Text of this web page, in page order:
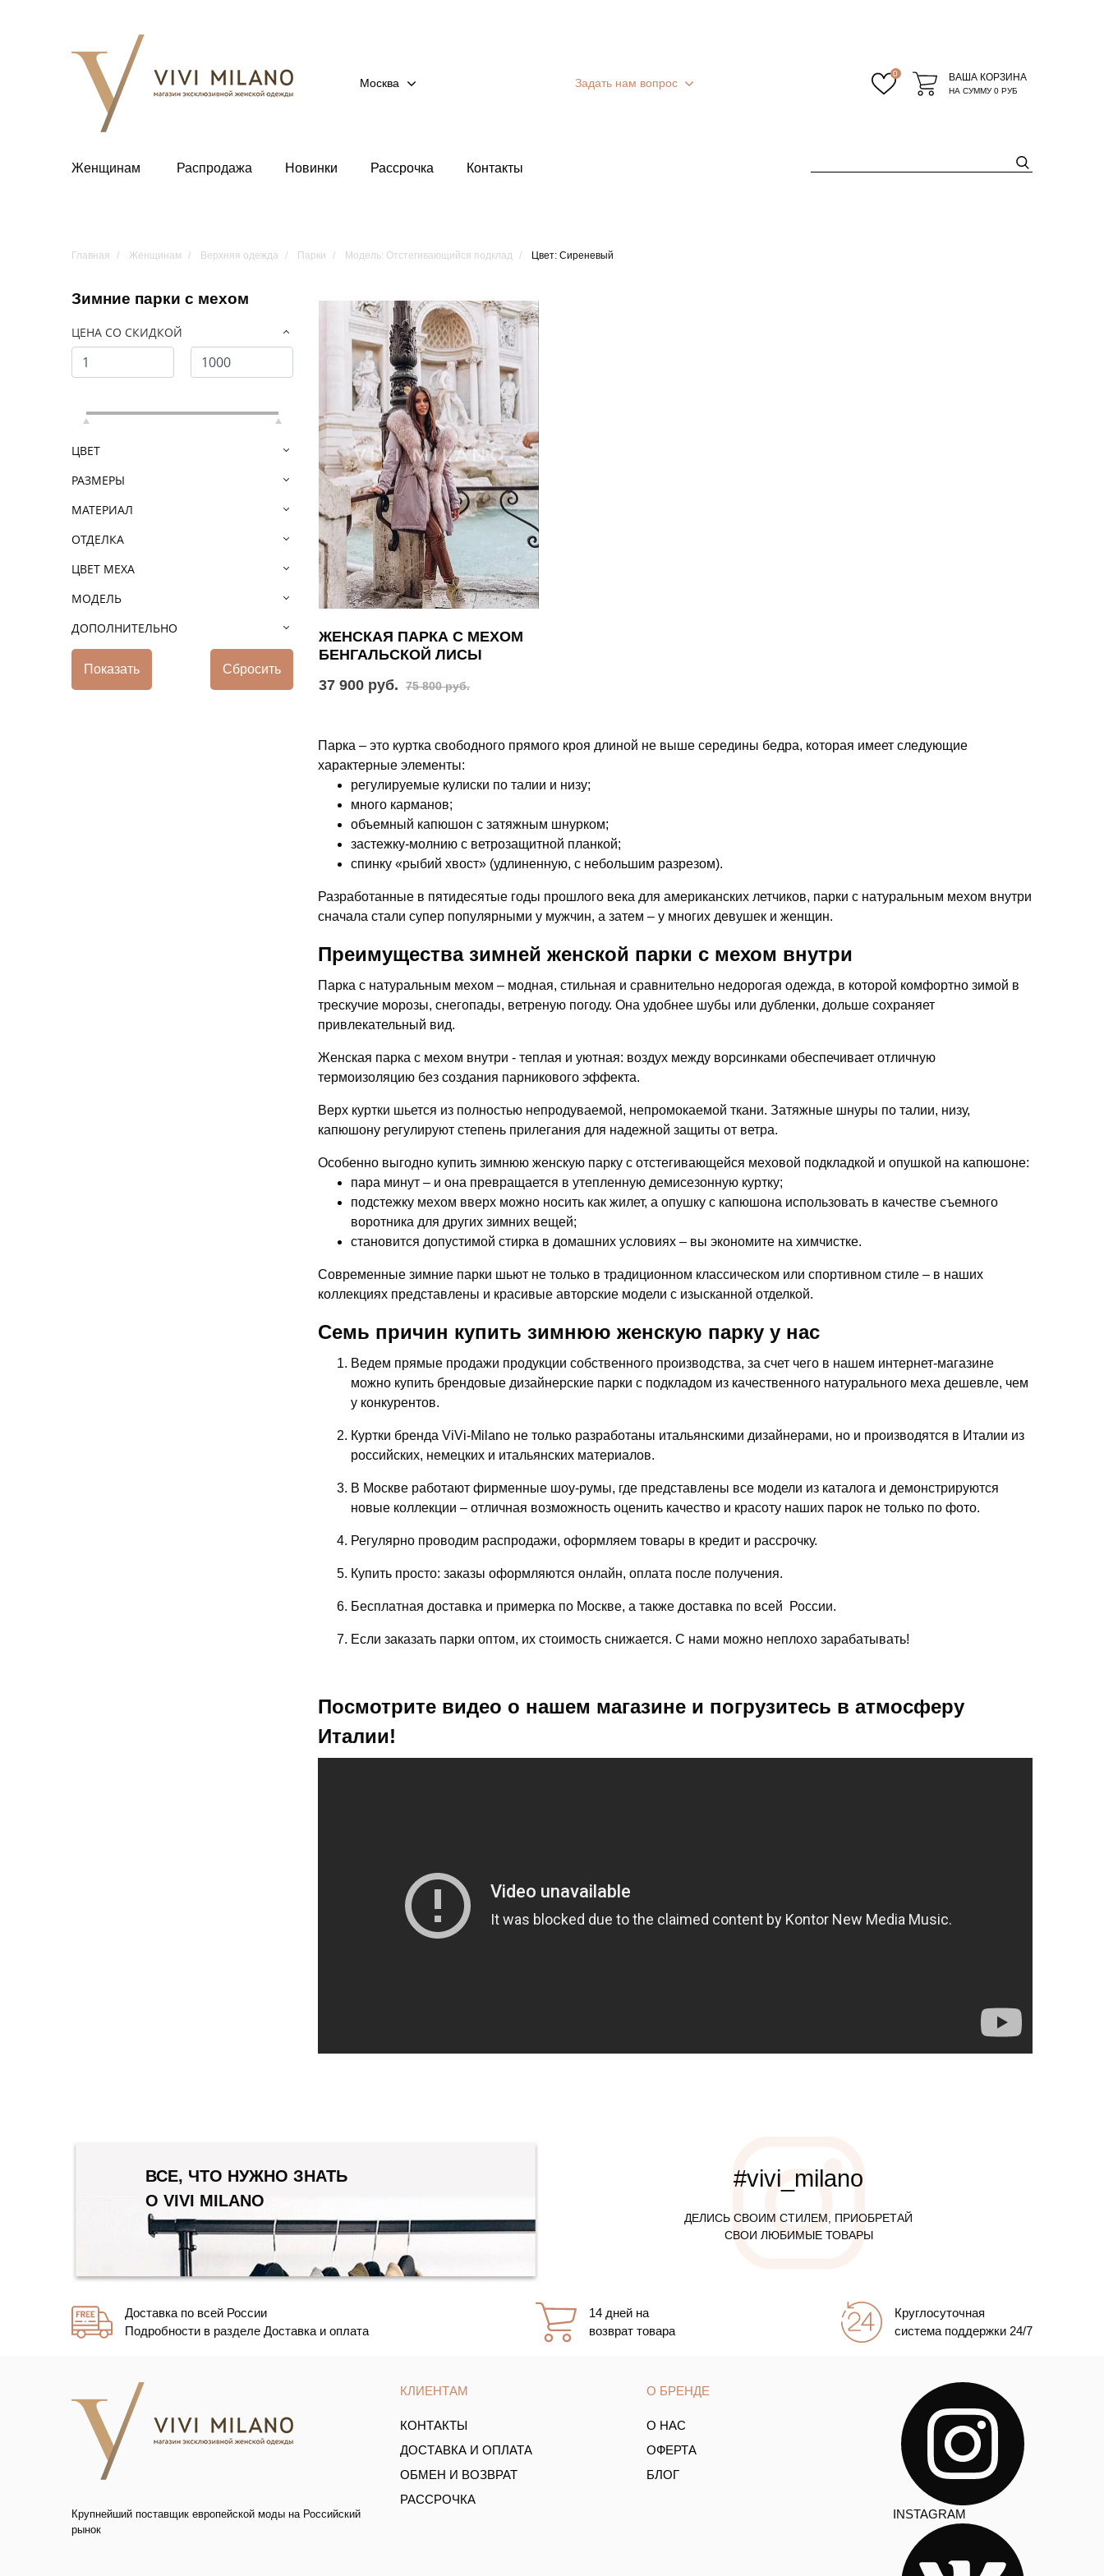
Москва Задать нам вопрос
0 ВАША КОРЗИНА
НА СУММУ0 РУБ
Женщинам Распродажа Новинки Рассрочка Контакты
Главная Женщинам Верхняя одежда Парки Модель: Отстегивающийся подклад Цвет: Сиреневый
Зимние парки с мехом
ЦЕНА СО СКИДКОЙ
ЦВЕТ
РАЗМЕРЫ
МАТЕРИАЛ
ОТДЕЛКА
ЦВЕТ МЕХА
МОДЕЛЬ
ДОПОЛНИТЕЛЬНО
ЖЕНСКАЯ ПАРКА С МЕХОМ
БЕНГАЛЬСКОЙ ЛИСЫ
37 900 руб.
75 800 руб.
Парка – это куртка свободного прямого кроя длиной не выше середины бедра, которая имеет следующие
характерные элементы:
регулируемые кулиски по талии и низу;
много карманов;
объемный капюшон с затяжным шнурком;
застежку-молнию с ветрозащитной планкой;
спинку «рыбий хвост» (удлиненную, с небольшим разрезом).
Разработанные в пятидесятые годы прошлого века для американских летчиков, парки с натуральным мехом внутри
сначала стали супер популярными у мужчин, а затем – у многих девушек и женщин.
Преимущества зимней женской парки с мехом внутри
Парка с натуральным мехом – модная, стильная и сравнительно недорогая одежда, в которой комфортно зимой в
трескучие морозы, снегопады, ветреную погоду. Она удобнее шубы или дубленки, дольше сохраняет
привлекательный вид.
Женская парка с мехом внутри - теплая и уютная: воздух между ворсинками обеспечивает отличную
термоизоляцию без создания парникового эффекта.
Верх куртки шьется из полностью непродуваемой, непромокаемой ткани. Затяжные шнуры по талии, низу,
капюшону регулируют степень прилегания для надежной защиты от ветра.
Особенно выгодно купить зимнюю женскую парку с отстегивающейся меховой подкладкой и опушкой на капюшоне:
пара минут – и она превращается в утепленную демисезонную куртку;
подстежку мехом вверх можно носить как жилет, а опушку с капюшона использовать в качестве съемного
воротника для других зимних вещей;
становится допустимой стирка в домашних условиях – вы экономите на химчистке.
Современные зимние парки шьют не только в традиционном классическом или спортивном стиле – в наших
коллекциях представлены и красивые авторские модели с изысканной отделкой.
Семь причин купить зимнюю женскую парку у нас
Ведем прямые продажи продукции собственного производства, за счет чего в нашем интернет-магазине
можно купить брендовые дизайнерские парки с подкладом из качественного натурального меха дешевле, чем
у конкурентов.
Куртки бренда ViVi-Milano не только разработаны итальянскими дизайнерами, но и производятся в Италии из
российских, немецких и итальянских материалов.
В Москве работают фирменные шоу-румы, где представлены все модели из каталога и демонстрируются
новые коллекции – отличная возможность оценить качество и красоту наших парок не только по фото.
Регулярно проводим распродажи, оформляем товары в кредит и рассрочку.
Купить просто: заказы оформляются онлайн, оплата после получения.
Бесплатная доставка и примерка по Москве, а также доставка по всей России.
Если заказать парки оптом, их стоимость снижается. С нами можно неплохо зарабатывать!
Посмотрите видео о нашем магазине и погрузитесь в атмосферу
Италии!
ВСЕ, ЧТО НУЖНО ЗНАТЬ
О VIVI MILANO
#vivi_milano
ДЕЛИСЬ СВОИМ СТИЛЕМ, ПРИОБРЕТАЙ
СВОИ ЛЮБИМЫЕ ТОВАРЫ
Доставка по всей России
Подробности в разделе Доставка и оплата
14 дней на
возврат товара
Круглосуточная
система поддержки 24/7
Крупнейший поставщик европейской моды на Российский
рынок
КЛИЕНТАМ
КОНТАКТЫ
ДОСТАВКА И ОПЛАТА
ОБМЕН И ВОЗВРАТ
РАССРОЧКА
О БРЕНДЕ
О НАС
ОФЕРТА
БЛОГ
INSTAGRAM